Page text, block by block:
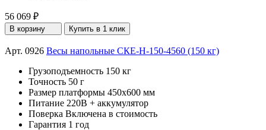
56 069 ₽
В корзину Купить в 1 клик
Арт. 0926 Весы напольные СКЕ-Н-150-4560 (150 кг)
Грузоподъемность 150 кг
Точность 50 г
Размер платформы 450х600 мм
Питание 220В + аккумулятор
Поверка Включена в стоимость
Гарантия 1 год